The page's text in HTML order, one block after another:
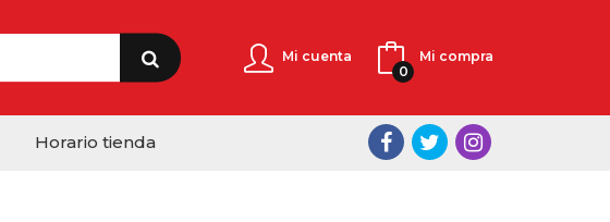
Mi cuenta
Mi compra
0
Horario tienda